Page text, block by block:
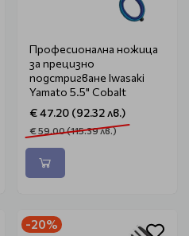
Професионална ножица
за прецизно
подстригване Iwasaki
Yamato 5.5" Cobalt
€ 47.20 (92.32 лв.)
€ 59.00 (115.39 лв.)
-20%